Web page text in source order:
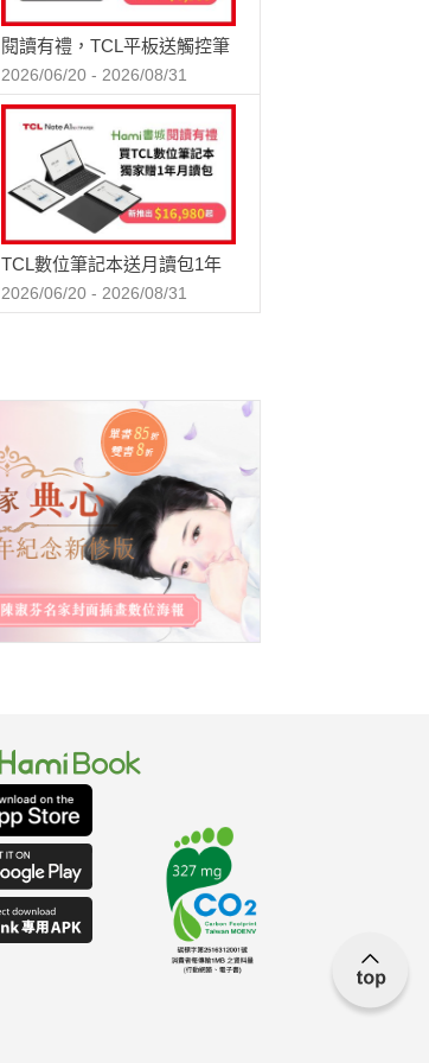
閱讀有禮，TCL平板送觸控筆
2026/06/20 - 2026/08/31
TCL數位筆記本送月讀包1年
2026/06/20 - 2026/08/31